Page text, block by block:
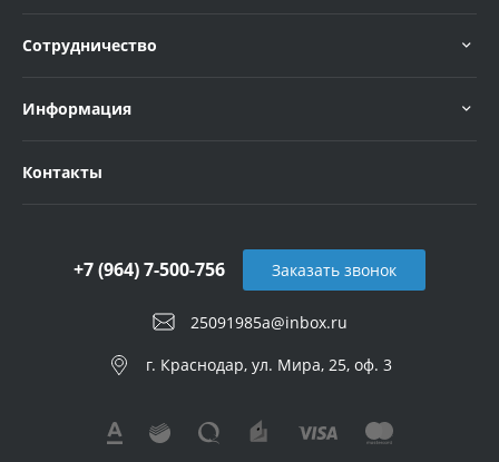
Сотрудничество
Информация
Контакты
25091985a@inbox.ru
+7 (964) 7-500-756
г. Краснодар, ул. Мира, 25, оф. 3
Заказать звонок